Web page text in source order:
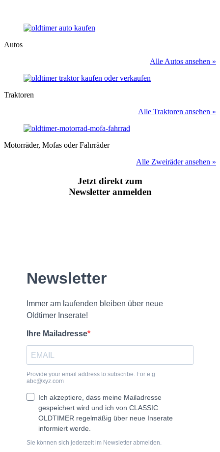
Autos
Alle Autos ansehen »
Traktoren
Alle Traktoren ansehen »
Motorräder, Mofas oder Fahrräder
Alle Zweiräder ansehen »
Jetzt direkt zum
Newsletter anmelden